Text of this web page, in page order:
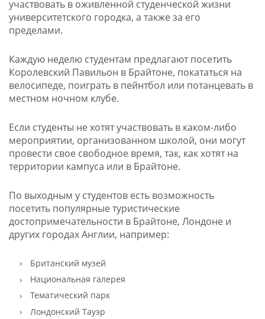
участвовать в оживленной студенческой жизни
университетского городка, а также за его
пределами.
Каждую неделю студентам предлагают посетить
Королевский Павильон в Брайтоне, покататься на
велосипеде, поиграть в пейнтбол или потанцевать в
местном ночном клубе.
Если студенты не хотят участвовать в каком-либо
мероприятии, организованном школой, они могут
провести свое свободное время, так, как хотят на
территории кампуса или в Брайтоне.
По выходным у студентов есть возможность
посетить популярные туристические
достопримечательности в Брайтоне, Лондоне и
других городах Англии, например:
Британский музей
Национальная галерея
Тематический парк
Лондонский Тауэр